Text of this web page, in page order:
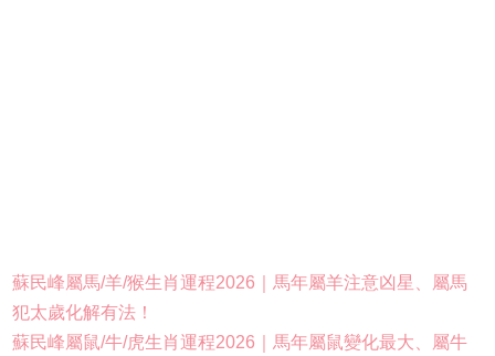
蘇民峰屬馬/羊/猴生肖運程2026｜馬年屬羊注意凶星、屬馬
犯太歲化解有法！
蘇民峰屬鼠/牛/虎生肖運程2026｜馬年屬鼠變化最大、屬牛